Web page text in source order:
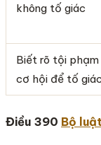
không tố giác
Biết rõ tội phạm
cơ hội để tố giác
Điều 390 Bộ